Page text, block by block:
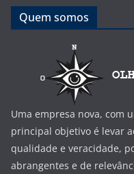
Quem somos
Uma empresa nova, com
principal objetivo é levar
qualidade e veracidade,
abrangentes e de